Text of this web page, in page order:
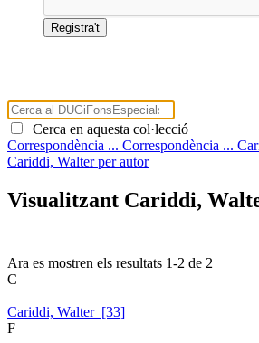
Cerca en aquesta col·lecció
Correspondència ... Correspondència ...
Cariddi, Walter per autor
Visualitzant Cariddi,
Ara es mostren els resultats 1-2 de 2
C
Cariddi, Walter [33]
F